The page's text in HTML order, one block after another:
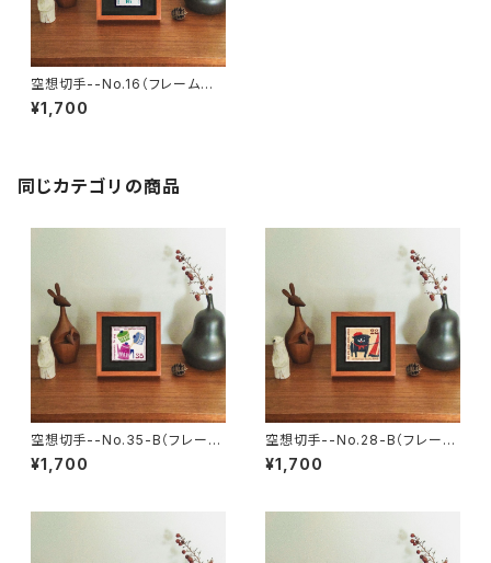
空想切手--No.16（フレーム付、
切手風プチアート）
¥1,700
同じカテゴリの商品
空想切手--No.35-B（フレーム
付、切手風プチアート）
¥1,700
空想切手--No.28-B（フレーム
付、切手風プチアート）
¥1,700